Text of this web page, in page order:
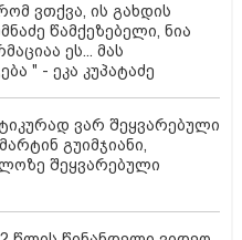
ვთქვა, ის გახდის
წამქეზებელი, ნია
ეს... მას
" - ეკა კუპატაძე
ვარ შეყვარებული
გუიმჯიანი,
შეყვარებული